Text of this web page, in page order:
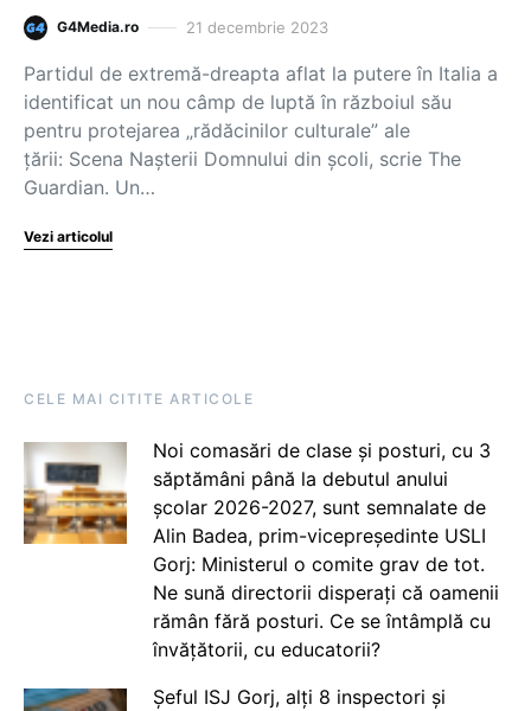
G4Media.ro 21 decembrie 2023
Partidul de extremă-dreapta aflat la putere în Italia a
identificat un nou câmp de luptă în războiul său
pentru protejarea „rădăcinilor culturale” ale
țării: Scena Nașterii Domnului din școli, scrie The
Guardian. Un…
Vezi articolul
CELE MAI CITITE ARTICOLE
Noi comasări de clase și posturi, cu 3
săptămâni până la debutul anului
școlar 2026-2027, sunt semnalate de
Alin Badea, prim-vicepreședinte USLI
Gorj: Ministerul o comite grav de tot.
Ne sună directorii disperați că oamenii
rămân fără posturi. Ce se întâmplă cu
învățătorii, cu educatorii?
Șeful ISJ Gorj, alți 8 inspectori și